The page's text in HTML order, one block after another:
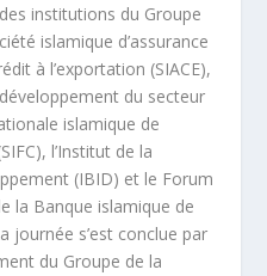
institutions du Groupe
islamique d’assurance
à l’exportation (SIACE),
du secteur
islamique de
l’Institut de la
(IBID) et le Forum
la Banque islamique de
journée s’est conclue par
du Groupe de la